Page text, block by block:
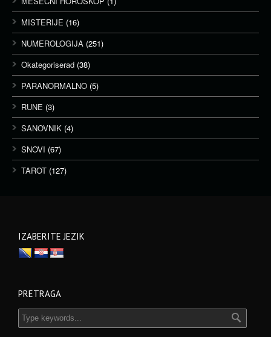
MISTERIJE (16)
NUMEROLOGIJA (251)
Okategoriserad (38)
PARANORMALNO (5)
RUNE (3)
SANOVNIK (4)
SNOVI (67)
TAROT (127)
IZABERITE JEZIK
PRETRAGA